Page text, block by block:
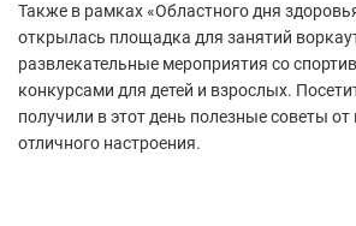
Также в рамках «Областного дня
открылась площадка для занятий
развлекательные мероприятия со
конкурсами для детей и взрослых.
получили в этот день полезные советы
отличного настроения.